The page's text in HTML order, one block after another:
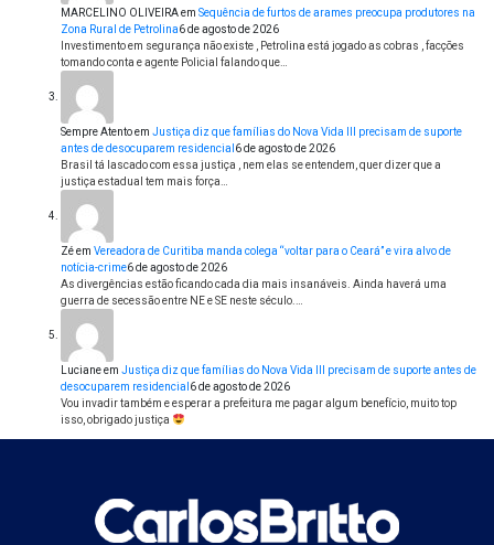
MARCELINO OLIVEIRAem Sequência de furtos de arames preocupa produtores na
Zona Rural de Petrolina6 de agosto de 2026
Investimento em segurança não existe , Petrolina está jogado as cobras , facções
tomando conta e agente Policial falando que…
Sempre Atentoem Justiça diz que famílias do Nova Vida III precisam de suporte
antes de desocuparem residencial 6 de agosto de 2026
Brasil tá lascado com essa justiça , nem elas se entendem, quer dizer que a
justiça estadual tem mais força…
Zéem Vereadora de Curitiba manda colega “voltar para o Ceará” e vira alvo de
notícia-crime6 de agosto de 2026
As divergências estão ficando cada dia mais insanáveis. Ainda haverá uma
guerra de secessão entre NE e SE neste século.…
Lucianeem Justiça diz que famílias do Nova Vida III precisam de suporte antes de
desocuparem residencial 6 de agosto de 2026
Vou invadir também e esperar a prefeitura me pagar algum benefício, muito top
isso, obrigado justiça